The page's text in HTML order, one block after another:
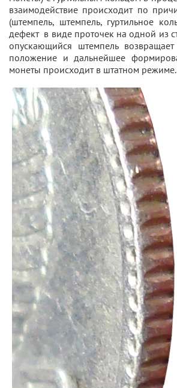
взаимодействие происходит по
(штемпель, штемпель, гуртильное
дефект в виде проточек на одной из
опускающийся штемпель
положение и дальнейшее
монеты происходит в штатном режиме.